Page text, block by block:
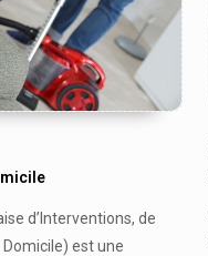
d’Interventions, de
est une